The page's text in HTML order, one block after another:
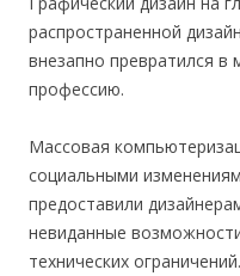
распространенной
внезапно превратился
профессию.
Массовая
социальными
предос­тавили
невиданные
технических